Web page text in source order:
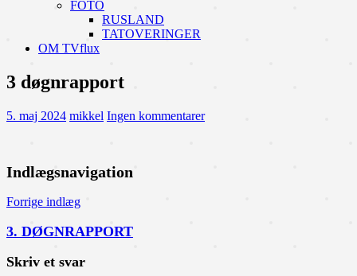
FOTO
RUSLAND
TATOVERINGER
OM TVflux
3 døgnrapport
5. maj 2024 mikkel Ingen kommentarer
Indlægsnavigation
Forrige indlæg
3. DØGNRAPPORT
Skriv et svar